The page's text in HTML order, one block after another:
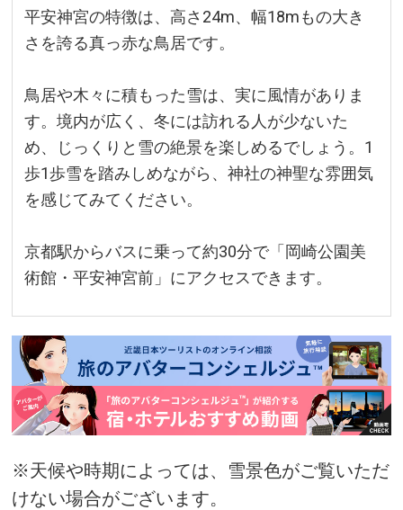
平安神宮の特徴は、高さ24m、幅18mもの大き
さを誇る真っ赤な鳥居です。
鳥居や木々に積もった雪は、実に風情がありま
す。境内が広く、冬には訪れる人が少ないた
め、じっくりと雪の絶景を楽しめるでしょう。1
歩1歩雪を踏みしめながら、神社の神聖な雰囲気
を感じてみてください。
京都駅からバスに乗って約30分で「岡崎公園美
術館・平安神宮前」にアクセスできます。
※天候や時期によっては、雪景色がご覧いただ
けない場合がございます。